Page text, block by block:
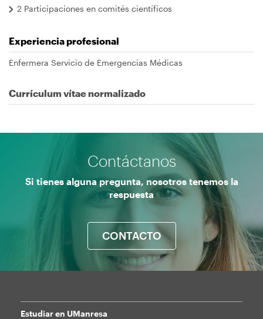
2 Participaciones en comités científicos
Experiencia profesional
Enfermera Servicio de Emergencias Médicas
Currículum vítae normalizado
Contáctanos
Si tienes alguna pregunta, nosotros tenemos la
respuesta
CONTACTO
Estudiar en UManresa